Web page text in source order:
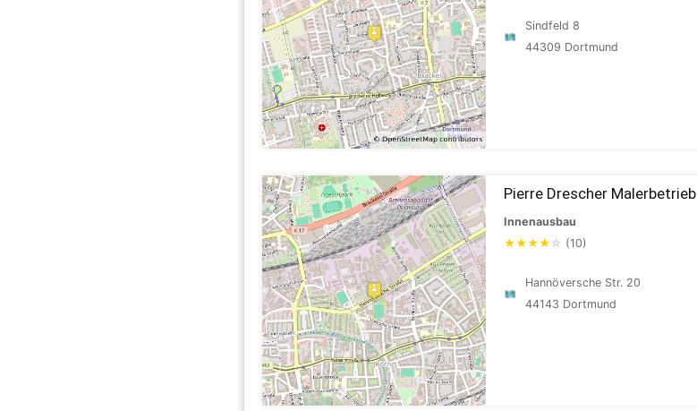
Sindfeld 8
44309 Dortmund
Pierre Drescher Malerbetrieb
Innenausbau
★★★★ ☆ (10)
Hannöversche Str. 20
44143 Dortmund